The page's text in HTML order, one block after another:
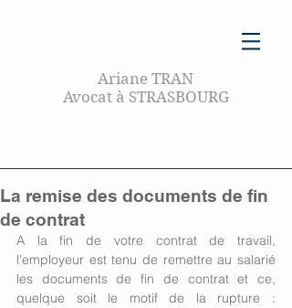
Ariane TRAN
Avocat à STRASBOURG
La remise des documents de fin
de contrat
A la fin de votre contrat de travail,
l'employeur est tenu de remettre au salarié
les documents de fin de contrat et ce,
quelque soit le motif de la rupture :